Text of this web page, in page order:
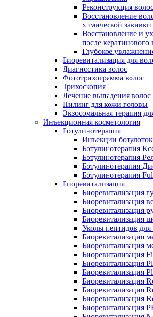
Реконструкция волос
Восстановление
химической завивки
Восстановление и
после
Глубокое
Биоревитализация для
Диагностика волос
Фототрихограмма волос
Трихоскопия
Лечение выпадения волос
Пилинг для кожи головы
Экзосомальная терапия
Инъекционная косметология
Ботулинотерапия
Инъекции
Ботулинотерапия
Ботулинотерапия
Ботулинотерапия
Ботулинотерапия
Биоревитализация
Биоревитализация
Биоревитализация
Биоревитализация
Биоревитализация
Уколы пептидов для
Биоревитализация
Биоревитализация
Биоревитализация
Биоревитализация
Биоревитализация
Биоревитализация
Биоревитализация
Биоревитализация
Биоревитализация